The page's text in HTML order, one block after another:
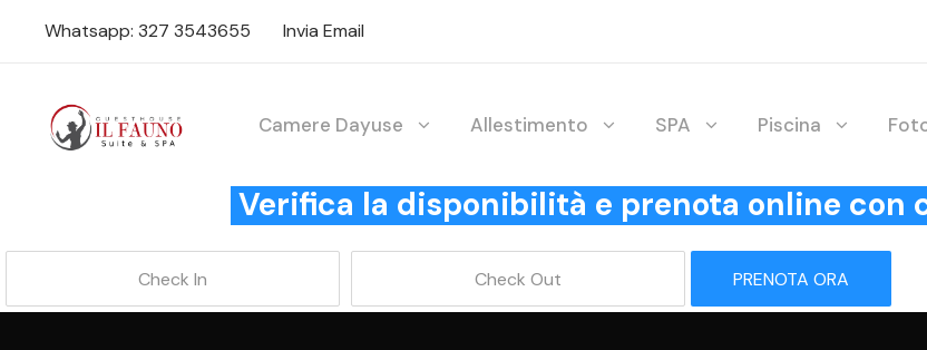
Whatsapp: 327 3543655 Invia Email
Camere Dayuse Allestimento SPA Piscina
Verifica la disponibilità e prenota online con
PRENOTA ORA